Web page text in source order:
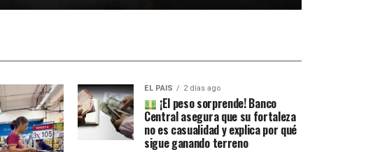
EL PAIS 2 días ago
¡El peso sorprende! Banco
Central asegura que su fortaleza
no es casualidad y explica por qué
sigue ganando terreno